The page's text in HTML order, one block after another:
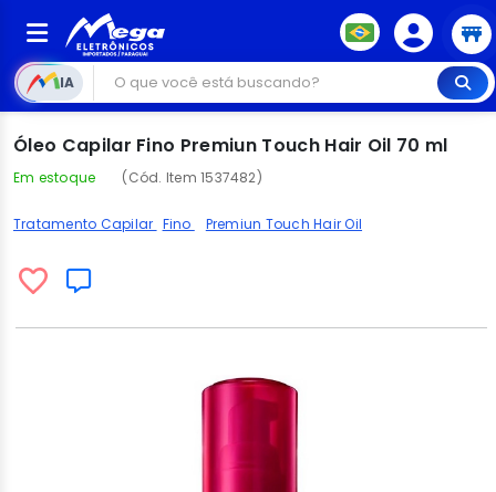
IA
Óleo Capilar Fino Premiun Touch Hair Oil 70 ml
Em estoque (Cód. Item 1537482)
Tratamento Capilar Fino Premiun Touch Hair Oil